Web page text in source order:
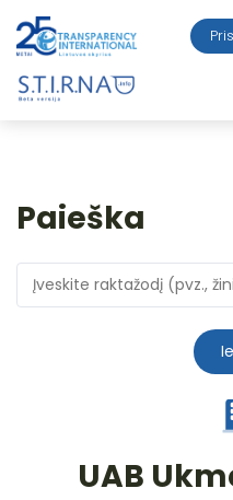
Paieška
UAB